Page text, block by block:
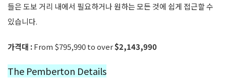
들은 도보 거리 내에서 필요하거나 원하는 모든 것에 쉽게 접근할 수
있습니다.
가격대 :From $795,990to over$2,143,990
The Pemberton Details